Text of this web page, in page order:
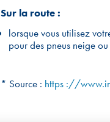
Sur la route :
lorsque vous utilisez
pour des pneus neige
* Source : https ://